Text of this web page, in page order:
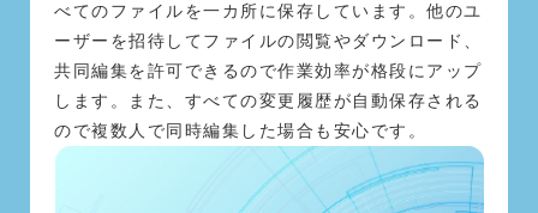
べてのファイルを一カ所に保存しています。他のユ
ーザーを招待してファイルの閲覧やダウンロード、
共同編集を許可できるので作業効率が格段にアップ
します。また、すべての変更履歴が自動保存される
ので複数人で同時編集した場合も安心です。